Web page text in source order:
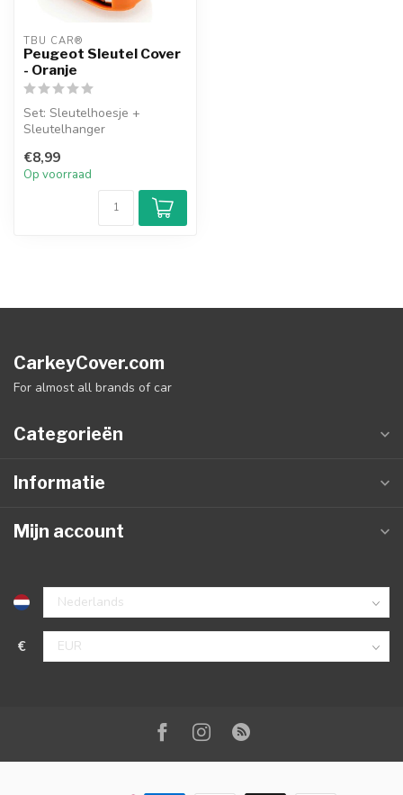
TBU CAR®
Peugeot Sleutel Cover
- Oranje
Set: Sleutelhoesje +
Sleutelhanger
€8,99
Op voorraad
CarkeyCover.com
For almost all brands of car
Categorieën
Informatie
Mijn account
€